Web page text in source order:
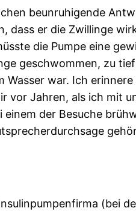
beunruhigende
dass er die Zwillinge
die Pumpe eine
geschwommen, zu
Wasser war. Ich
vor Jahren, als ich mit
einem der Besuche
(bei